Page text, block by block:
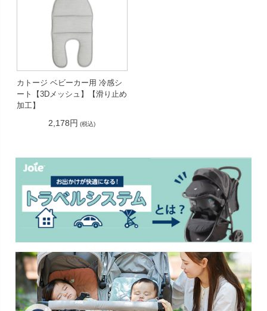
カトージ ベビーカー用 冷感シ
ート【3Dメッシュ】【滑り止め
加工】
2,178円 (税込)